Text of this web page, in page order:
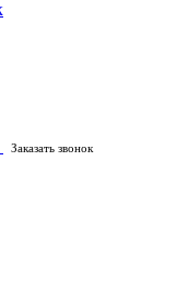
Заказать звонок